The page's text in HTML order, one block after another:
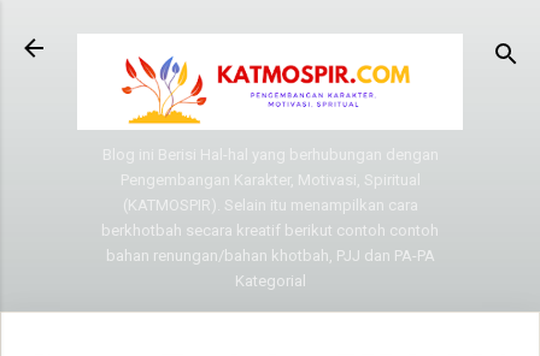
Langsung ke konten utama
Blog ini Berisi Hal-hal yang berhubungan dengan
Pengembangan Karakter, Motivasi, Spiritual
(KATMOSPIR). Selain itu menampilkan cara
berkhotbah secara kreatif berikut contoh contoh
bahan renungan/bahan khotbah, PJJ dan PA-PA
Kategorial